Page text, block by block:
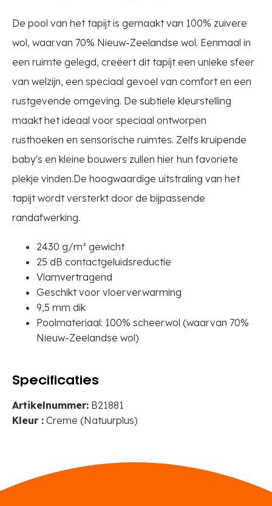
De pool van het tapijt is gemaakt van 100% zuivere
wol, waarvan 70% Nieuw-Zeelandse wol. Eenmaal in
een ruimte gelegd, creëert dit tapijt een unieke sfeer
van welzijn, een speciaal gevoel van comfort en een
rustgevende omgeving. De subtiele kleurstelling
maakt het ideaal voor speciaal ontworpen
rusthoeken en sensorische ruimtes. Zelfs kruipende
baby's en kleine bouwers zullen hier hun favoriete
plekje vinden.De hoogwaardige uitstraling van het
tapijt wordt versterkt door de bijpassende
randafwerking.
2430 g/m² gewicht
25 dB contactgeluidsreductie
Vlamvertragend
Geschikt voor vloerverwarming
9,5 mm dik
Poolmateriaal: 100% scheerwol (waarvan 70%
Nieuw-Zeelandse wol)
Specificaties
Artikelnummer: B21881
Kleur : Creme (Natuurplus)